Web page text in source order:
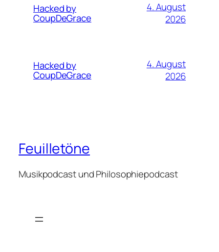
Hacked by
CoupDeGrace
4. August
2026
Hacked by
CoupDeGrace
4. August
2026
Feuilletöne
Musikpodcast und Philosophiepodcast